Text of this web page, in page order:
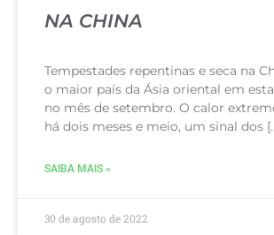
NA CHINA
Tempestades repentinas e seca na
o maior país da Ásia oriental em
no mês de setembro. O calor
há dois meses e meio, um sinal dos
SAIBA MAIS »
30 de agosto de 2022